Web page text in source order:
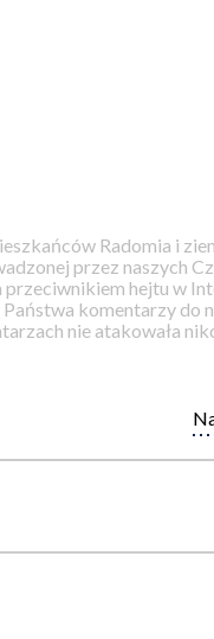
Radomia i
przez naszych
hejtu w
komentarzy do
nie atakowała